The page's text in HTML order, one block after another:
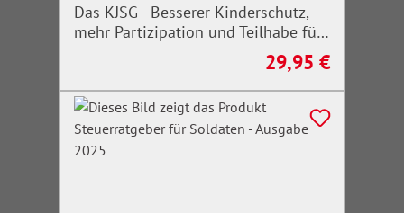
Das KJSG - Besserer Kinderschutz,
mehr Partizipation und Teilhabe für
Regulärer Preis:
29,95 €